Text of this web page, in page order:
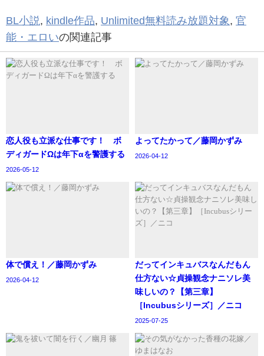
BL小説, kindle作品, Unlimited無料読み放題対象 , 官
能・エロいの関連記事
恋人役も立派な仕事です！ ボ
ディガードΩは年下αを警護する
2026-05-12
よってたかって／藤岡かずみ
2026-04-12
体で償え！／藤岡かずみ
2026-04-12
‪だってインキュバスなんだもん
仕方ない☆貞操観念ナニソレ美
味しいの？【第三章】
［Incubusシリーズ］／ニコ
2025-07-25